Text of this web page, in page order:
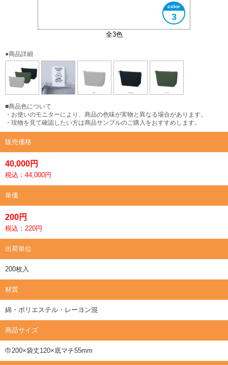
全3色
3
リサイクルコットンタグ付き
●商品詳細
■商品色について
・お使いのモニターにより、商品の色味が実物と異なる場合があります。
・現物を見て確認したい方は商品サンプルのご購入をおすすめします。
販売価格
40,000円
税込：44,000円
単価
200円
税込：220円
出荷単位
200枚入
材質
綿・ポリエステル・レーヨン混
商品サイズ
巾200×袋丈120×底マチ55mm